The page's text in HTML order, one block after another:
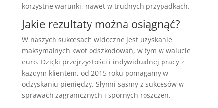
korzystne warunki, nawet w trudnych przypadkach.
Jakie rezultaty można osiągnąć?
W naszych sukcesach widoczne jest uzyskanie
maksymalnych kwot odszkodowań, w tym w walucie
euro. Dzięki przejrzystości i indywidualnej pracy z
każdym klientem, od 2015 roku pomagamy w
odzyskaniu pieniędzy. Słynni sąśmy z sukcesów w
sprawach zagranicznych i spornych roszczeń.